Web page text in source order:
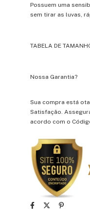
Possuem uma
sem tirar as luvas,
TABELA DE
Nossa Garantia?
Sua compra está
Satisfação.
acordo com o